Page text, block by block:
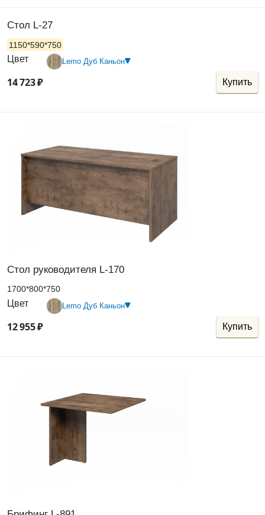
Стол L-27
1150*590*750
Цвет Lemo Дуб Каньон
14723₽ Купить
Стол руководителя L-170
1700*800*750
Цвет Lemo Дуб Каньон
12955₽ Купить